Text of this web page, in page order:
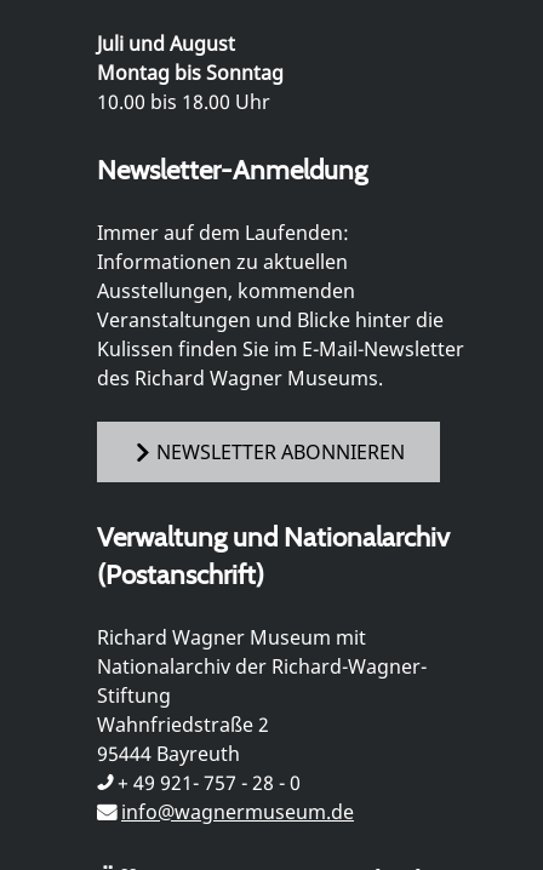
Juli und August
Montag bis Sonntag
10.00 bis 18.00 Uhr
Newsletter-Anmeldung
Immer auf dem Laufenden:
Informationen zu aktuellen
Ausstellungen, kommenden
Veranstaltungen und Blicke hinter die
Kulissen finden Sie im E-Mail-Newsletter
des Richard Wagner Museums.
NEWSLETTER ABONNIEREN
Verwaltung und Nationalarchiv
(Postanschrift)
Richard Wagner Museum mit
Nationalarchiv der Richard-Wagner-
Stiftung
Wahnfriedstraße 2
95444 Bayreuth
+ 49 921- 757 - 28 - 0
info@wagnermuseum.de